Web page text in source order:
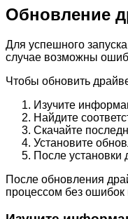
Обновление
Для успешного
случае возможны
Чтобы обновить
Изучите
Найдите
Скачайте
Установите
После установки
После обновления
процессом без ошибок